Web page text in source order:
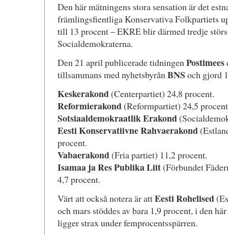
Den här mätningens stora sensation är det
främlingsfientliga Konservativa Folkpartiets
till 13 procent – EKRE blir därmed tredje
Socialdemokraterna.
Den 21 april publicerade tidningenPostimees
tillsammans med nyhetsbyrånBNS och gjord
Keskerakond(Centerpartiet) 24,8 procent.
Reformierakond(Reformpartiet) 24,5
Sotsiaaldemokraatlik Erakond
Eesti Konservatiivne Rahvaerakond
procent.
Vabaerakond(Fria partiet) 11,2 procent.
Isamaa ja Res Publika Liit(Förbundet
4,7 procent.
Värt att också notera är attEesti Rohelised
och mars stöddes av bara 1,9 procent, i den
ligger strax under femprocentsspärren.